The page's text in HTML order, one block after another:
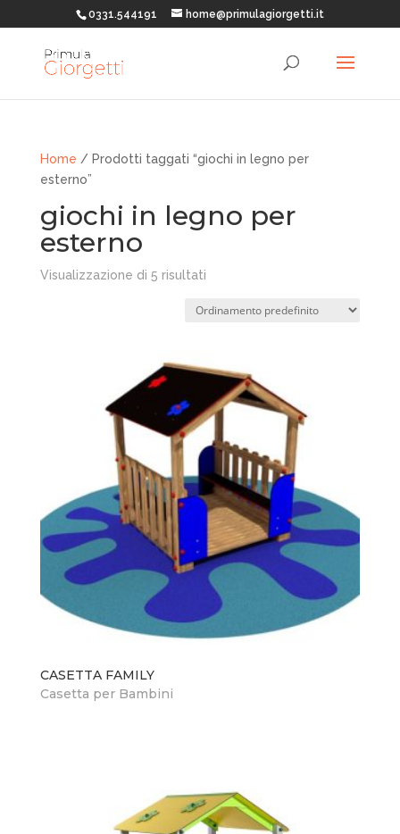
0331.544191 home@primulagiorgetti.it
Home / Prodotti taggati “giochi in legno per
esterno”
giochi in legno per
esterno
Visualizzazione di 5 risultati
CASETTA FAMILY
Casetta per Bambini